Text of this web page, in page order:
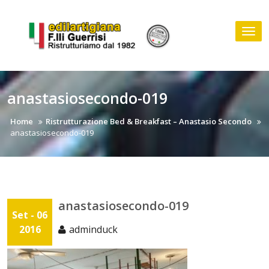
content
anastasiosecondo-019
Home
Ristrutturazione Bed & Breakfast – Anastasio Secondo
anastasiosecondo-019
Set - 06
2016
anastasiosecondo-019
adminduck